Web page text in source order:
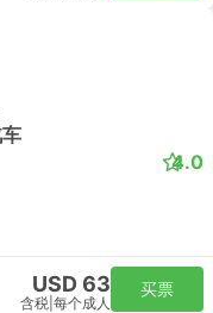
4.0
USD 63
含税 每个成人
买票